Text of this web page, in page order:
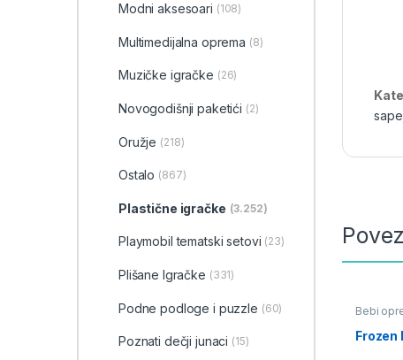
sape
Bebi
Igračke
Školski
Torbe i
Frozen
Modni aksesoari (108)
Multimedijalna oprema (8)
Muzičke igračke (26)
Novogodišnji paketići (2)
Oružje (218)
Ostalo (867)
Plastične igračke (3.252)
Playmobil tematski setovi (23)
Plišane Igračke (331)
Podne podloge i puzzle (60)
Poznati dečji junaci (15)